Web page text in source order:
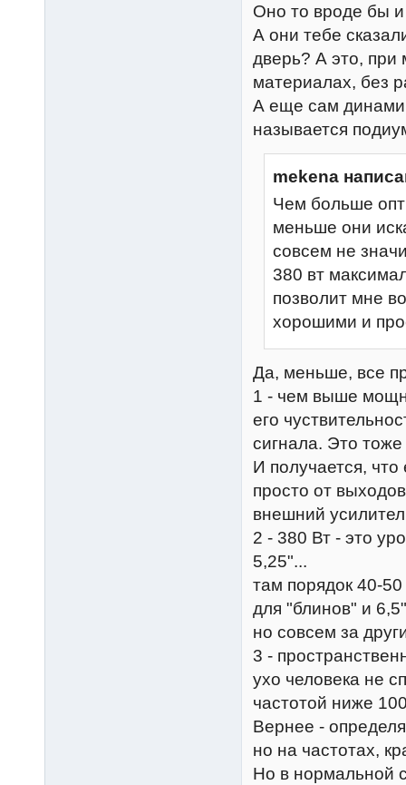
Оно то вроде бы и
А они тебе
дверь? А это, при
материалах, без
А еще сам
называется
mekena
Чем больше
меньше они
совсем не
380 вт
позволит мне
хорошими и
Да, меньше, все
1 - чем выше
его
сигнала. Это
И получается,
просто от
внешний
2 - 380 Вт - это
5,25"...
там порядок 40-
для "блинов" и
но совсем за
3 -
ухо человека не
частотой ниже
Вернее -
но на частотах,
Но в нормальной